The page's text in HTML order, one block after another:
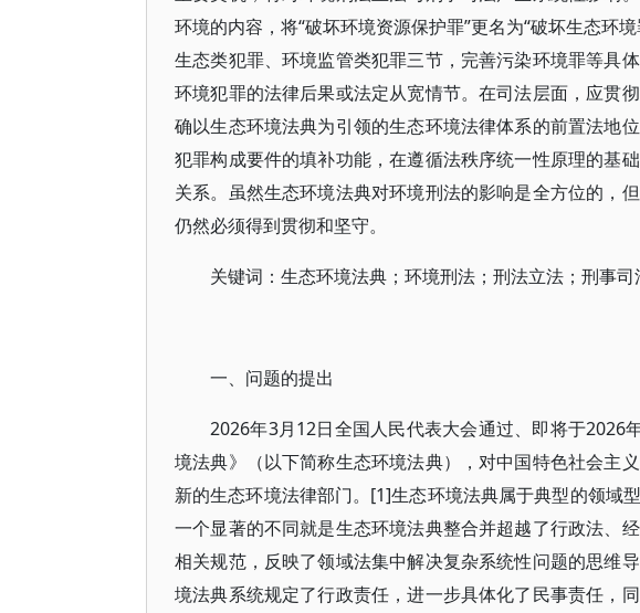
环境的内容，将“破坏环境资源保护罪”更名为“破坏生态环
生态类犯罪、环境监管类犯罪三节，完善污染环境罪等具
环境犯罪的法律后果或法定从宽情节。在司法层面，应贯
确以生态环境法典为引领的生态环境法律体系的前置法地
犯罪构成要件的填补功能，在遵循法秩序统一性原理的基
关系。虽然生态环境法典对环境刑法的影响是全方位的，
仍然必须得到贯彻和坚守。
关键词：生态环境法典；环境刑法；刑法立法；刑事
一、问题的提出
2026年3月12日全国人民代表大会通过、即将于2026
境法典》（以下简称生态环境法典），对中国特色社会主
新的生态环境法律部门。[1]生态环境法典属于典型的领域
一个显著的不同就是生态环境法典整合并超越了行政法、
相关规范，反映了领域法集中解决复杂系统性问题的思维
境法典系统规定了行政责任，进一步具体化了民事责任，